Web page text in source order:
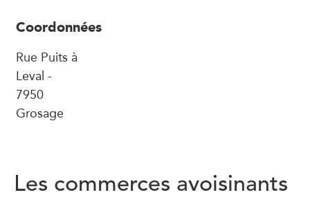
Coordonnées
Rue Puits à
Leval -
7950
Grosage
Les commerces avoisinants